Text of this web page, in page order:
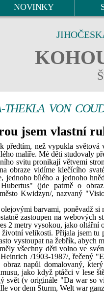
NOVINKY
THEKLA VON
jsem vlastní
než vypukla světová
malíře. Mé děti studovaly
svitu pronikají větvemi
obraze vidíme klečícího
jednoho bílého a jednoho
(jde patrně o
Kwidzyn/, nazvaný
barvami, poněvadž si
zastoupen na webových
2 metry vysokou, jako oltářní
velikosti. Přijala jsem tu
vystoupat na žebřík,
všechny děti volno ve
/1903-1987/, řečený
napůl domalovaný,
jako když ptáčci v lese
svět (v originále "Da war so
vor dem Sturm, Welt war